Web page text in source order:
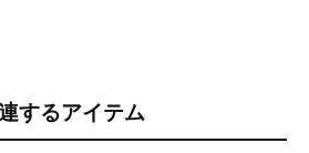
するアイテム